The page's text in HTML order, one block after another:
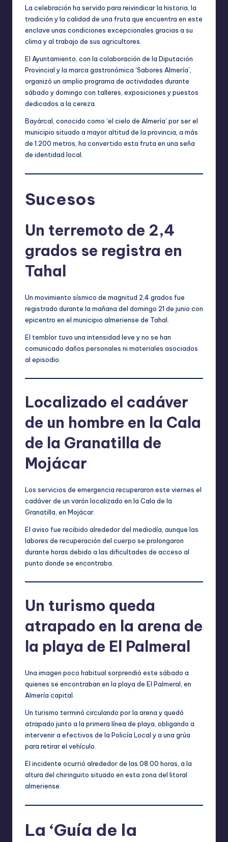
La celebración ha servido para reivindicar la historia, la
tradición y la calidad de una fruta que encuentra en este
enclave unas condiciones excepcionales gracias a su
clima y al trabajo de sus agricultores.
El Ayuntamiento, con la colaboración de la Diputación
Provincial y la marca gastronómica ‘Sabores Almería’,
organizó un amplio programa de actividades durante
sábado y domingo con talleres, exposiciones y puestos
dedicados a la cereza.
Bayárcal, conocido como ‘el cielo de Almería’ por ser el
municipio situado a mayor altitud de la provincia, a más
de 1.200 metros, ha convertido esta fruta en una seña
de identidad local.
Sucesos
Un terremoto de 2,4
grados se registra en
Tahal
Un movimiento sísmico de magnitud 2,4 grados fue
registrado durante la mañana del domingo 21 de junio con
epicentro en el municipio almeriense de Tahal.
El temblor tuvo una intensidad leve y no se han
comunicado daños personales ni materiales asociados
al episodio.
Localizado el cadáver
de un hombre en la Cala
de la Granatilla de
Mojácar
Los servicios de emergencia recuperaron este viernes el
cadáver de un varón localizado en la Cala de la
Granatilla, en Mojácar.
El aviso fue recibido alrededor del mediodía, aunque las
labores de recuperación del cuerpo se prolongaron
durante horas debido a las dificultades de acceso al
punto donde se encontraba.
Un turismo queda
atrapado en la arena de
la playa de El Palmeral
Una imagen poco habitual sorprendió este sábado a
quienes se encontraban en la playa de El Palmeral, en
Almería capital.
Un turismo terminó circulando por la arena y quedó
atrapado junto a la primera línea de playa, obligando a
intervenir a efectivos de la Policía Local y a una grúa
para retirar el vehículo.
El incidente ocurrió alrededor de las 08:00 horas, a la
altura del chiringuito situado en esta zona del litoral
almeriense.
La ‘Guía de la